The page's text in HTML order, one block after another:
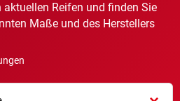
aktuellen Reifen und finden Sie
Maße und des Herstellers